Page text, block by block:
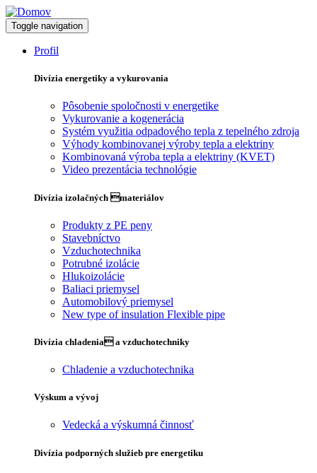
Toggle navigation
Profil
Divízia energetiky a vykurovania
Pôsobenie spoločnosti v energetike
Vykurovanie a kogenerácia
Systém využitia odpadového tepla z tepelného zdroja
Výhody kombinovanej výroby tepla a elektriny
Kombinovaná výroba tepla a elektriny (KVET)
Video prezentácia technológie
Divízia izolačných materiálov
Produkty z PE peny
Stavebníctvo
Vzduchotechnika
Potrubné izolácie
Hlukoizolácie
Baliaci priemysel
Automobilový priemysel
New type of insulation Flexible pipe
Divízia chladenia a vzduchotechniky
Chladenie a vzduchotechnika
Výskum a vývoj
Vedecká a výskumná činnosť
Divízia podporných služieb pre energetiku